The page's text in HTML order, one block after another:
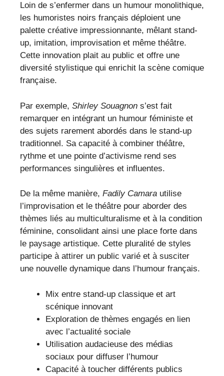
Loin de s’enfermer dans un humour monolithique,
les humoristes noirs français déploient une
palette créative impressionnante, mêlant stand-
up, imitation, improvisation et même théâtre.
Cette innovation plait au public et offre une
diversité stylistique qui enrichit la scène comique
française.
Par exemple, Shirley Souagnon s’est fait
remarquer en intégrant un humour féministe et
des sujets rarement abordés dans le stand-up
traditionnel. Sa capacité à combiner théâtre,
rythme et une pointe d’activisme rend ses
performances singulières et influentes.
De la même manière, Fadily Camara utilise
l’improvisation et le théâtre pour aborder des
thèmes liés au multiculturalisme et à la condition
féminine, consolidant ainsi une place forte dans
le paysage artistique. Cette pluralité de styles
participe à attirer un public varié et à susciter
une nouvelle dynamique dans l’humour français.
Mix entre stand-up classique et art
scénique innovant
Exploration de thèmes engagés en lien
avec l’actualité sociale
Utilisation audacieuse des médias
sociaux pour diffuser l’humour
Capacité à toucher différents publics